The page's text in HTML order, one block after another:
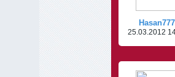
Hasan777
25.03.2012